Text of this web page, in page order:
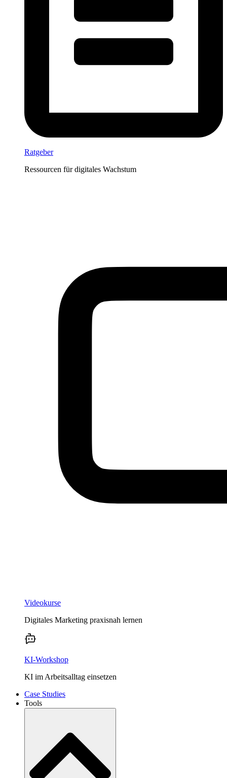
Ratgeber
Ressourcen für digitales Wachstum
Videokurse
Digitales Marketing praxisnah lernen
KI-Workshop
KI im Arbeitsalltag einsetzen
Case Studies
Tools